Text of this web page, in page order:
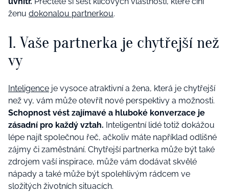
ženu dokonalou partnerkou.
1. Vaše partnerka je chytřejší než
vy
Inteligence je vysoce atraktivní a žena, která je chytřejší
než vy, vám může otevřít nové perspektivy a možnosti.
Schopnost vést zajímavé a hluboké konverzace je
zásadní pro každý vztah. Inteligentní lidé totiž dokážou
lépe najít společnou řeč, ačkoliv máte například odlišné
zájmy či zaměstnání. Chytřejší partnerka může být také
zdrojem vaší inspirace, může vám dodávat skvělé
nápady a také může být spolehlivým rádcem ve
složitých životních situacích.